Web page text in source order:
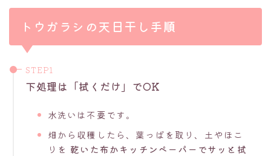
トウガラシの天日干し手順
下処理は「拭くだけ」でOK
水洗いは不要です。
畑から収穫したら、葉っぱを取り、土やほこ
りを 乾いた布かキッチンペーパーでサッと拭